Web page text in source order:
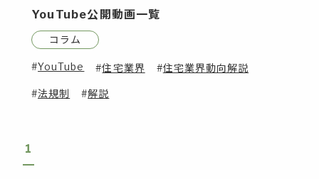
YouTube公開動画一覧
コラム
YouTube 住宅業界 住宅業界動向解説
法規制 解説
1